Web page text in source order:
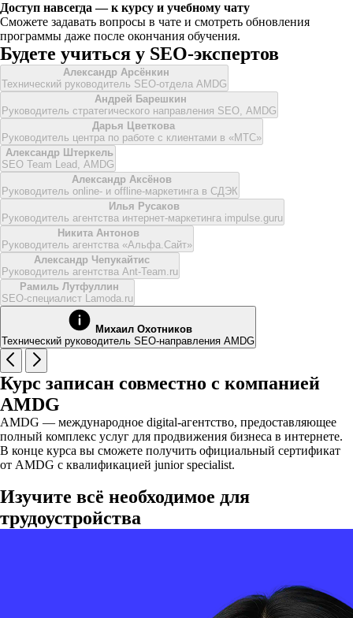
Доступ навсегда — к курсу и учебному чату
Сможете задавать вопросы в чате и смотреть обновления
программы даже после окончания обучения.
Будете учиться у SEO-экспертов
Александр Арсёнкин
Технический руководитель SEO-отдела AMDG
Андрей Барешкин
Руководитель стратегического направления SEO, AMDG
Дарья Цветкова
Руководитель центра по работе с клиентами в «МТС»
Александр Штеркель
SEO Team Lead, AMDG
Александр Аксёнов
Руководитель online- и offline-маркетинга в СДЭК
Илья Русаков
Руководитель агентства интернет-маркетинга impulse.guru
Никита Антонов
Руководитель агентства «Альфа.Сайт»
Александр Чепукайтис
Руководитель агентства Ant-Team.ru
Рамиль Лутфуллин
SEO-специалист Lamoda.ru
Михаил Охотников
Технический руководитель SEO-направления AMDG
Курс записан совместно с компанией
AMDG
AMDG — международное digital-агентство, предоставляющее
полный комплекс услуг для продвижения бизнеса в интернете.
В конце курса вы сможете получить официальный сертификат
от AMDG с квалификацией junior specialist.
Изучите всё необходимое для
трудоустройства